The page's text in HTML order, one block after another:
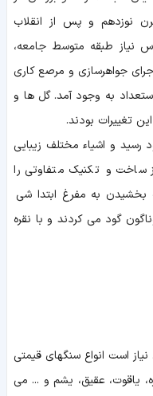
نوزدهم و پس از انقلاب
نیاز طبقه متوسط جامعه،
جواهرسازی و مرصع کاری
به وجود آمد. گل ها و
تغییرات بودند.
و اشیاء مختلف زیبایی
ساخت و تکنیک متفاوتی را
بخشیدن به مفرغ ابتدا شی
گود می کردند و با نقره
است انواع سنگهای قیمتی
یاقوت، عقیق، یشم و ... می